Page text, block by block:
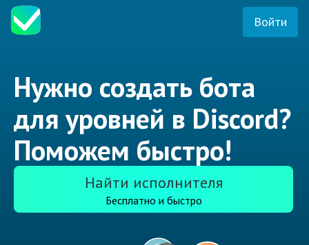
Войти
Нужно создать бота
для уровней в Discord?
Поможем быстро!
Найти исполнителя
Бесплатно и быстро